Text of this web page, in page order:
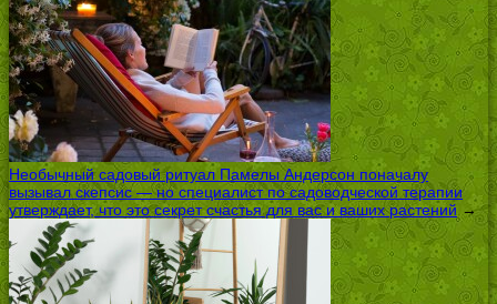
Необычный садовый ритуал Памелы Андерсон поначалу
вызывал скепсис — но специалист по садоводческой терапии
утверждает, что это секрет счастья для вас и ваших растений →